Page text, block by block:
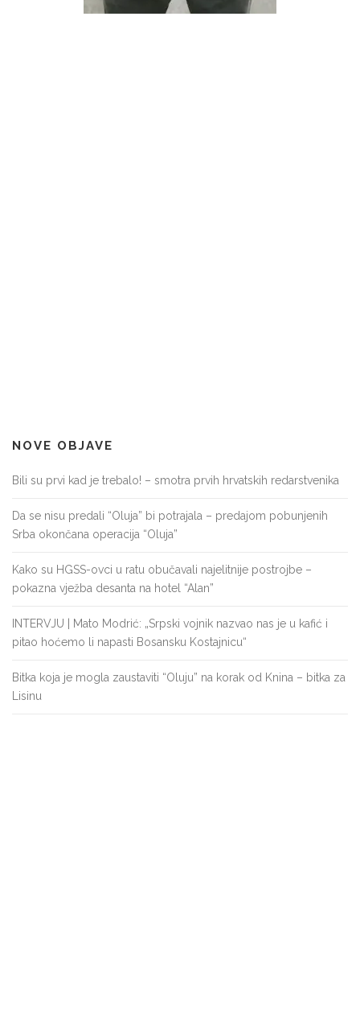
NOVE OBJAVE
Bili su prvi kad je trebalo! – smotra prvih hrvatskih redarstvenika
Da se nisu predali “Oluja” bi potrajala – predajom pobunjenih
Srba okončana operacija “Oluja”
Kako su HGSS-ovci u ratu obučavali najelitnije postrojbe –
pokazna vježba desanta na hotel “Alan”
INTERVJU | Mato Modrić: „Srpski vojnik nazvao nas je u kafić i
pitao hoćemo li napasti Bosansku Kostajnicu“
Bitka koja je mogla zaustaviti “Oluju” na korak od Knina – bitka za
Lisinu